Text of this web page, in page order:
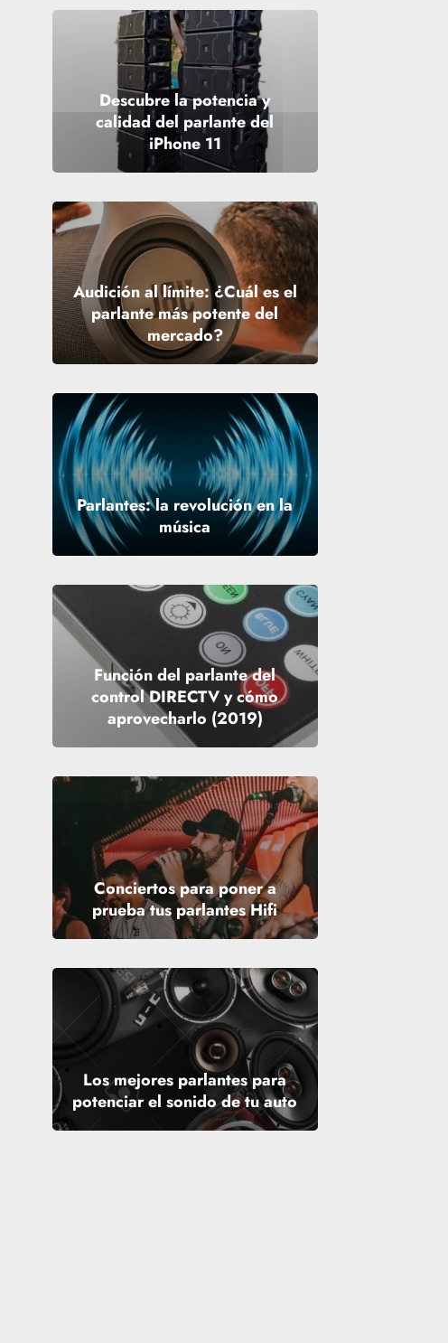
Descubre la potencia y
calidad del parlante del
iPhone 11
Audición al límite: ¿Cuál es el
parlante más potente del
mercado?
Parlantes: la revolución en la
música
Función del parlante del
control DIRECTV y cómo
aprovecharlo (2019)
Conciertos para poner a
prueba tus parlantes Hifi
Los mejores parlantes para
potenciar el sonido de tu auto